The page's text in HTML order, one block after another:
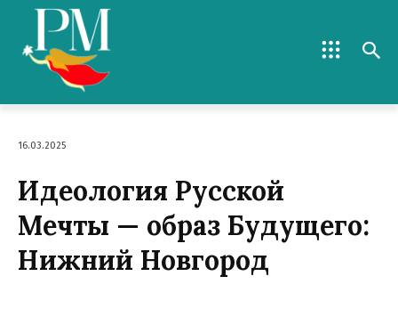
16.03.2025
Идеология Русской
Мечты — образ Будущего:
Нижний Новгород